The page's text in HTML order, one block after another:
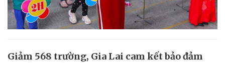
Giảm 568 trường, Gia Lai cam kết bảo đảm